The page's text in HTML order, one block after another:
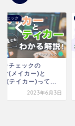
チェック
ンチェックの
メイカー)と
テイカー)って...
2023年6月3日